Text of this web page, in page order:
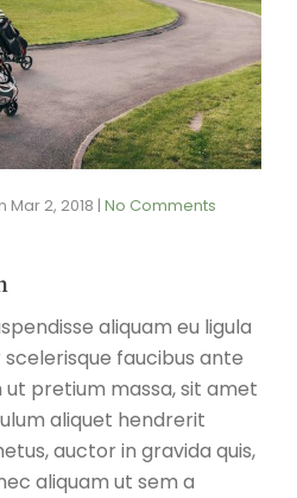
Mar 2, 2018 | No Comments
aliquam eu ligula
faucibus ante
pretium massa, sit amet
aliquet hendrerit
auctor in gravida quis,
aliquam ut sem a